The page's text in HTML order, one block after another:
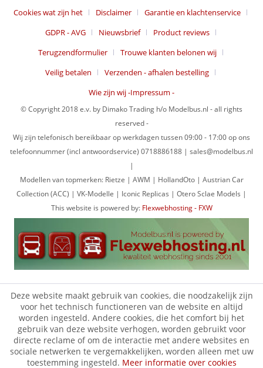
Cookies wat zijn het
Disclaimer
Garantie en klachtenservice
GDPR - AVG
Nieuwsbrief
Product reviews
Terugzendformulier
Trouwe klanten belonen wij
Veilig betalen
Verzenden - afhalen bestelling
Wie zijn wij -Impressum -
© Copyright 2018 e.v. by Dimako Trading h/o Modelbus.nl - all rights
reserved -
Wij zijn telefonisch bereikbaar op werkdagen tussen 09:00 - 17:00 op ons
telefoonnummer (incl antwoordservice) 0718886188 | sales@modelbus.nl
|
Modellen van topmerken: Rietze | AWM | HollandOto | Austrian Car
Collection (ACC) | VK-Modelle | Iconic Replicas | Otero Sclae Models |
This website is powered by: Flexwebhosting - FXW
Deze website maakt gebruik van cookies, die noodzakelijk zijn
voor het technisch functioneren van de website en altijd
worden ingesteld. Andere cookies, die het comfort bij het
gebruik van deze website verhogen, worden gebruikt voor
directe reclame of om de interactie met andere websites en
sociale netwerken te vergemakkelijken, worden alleen met uw
toestemming ingesteld. Meer informatie over cookies